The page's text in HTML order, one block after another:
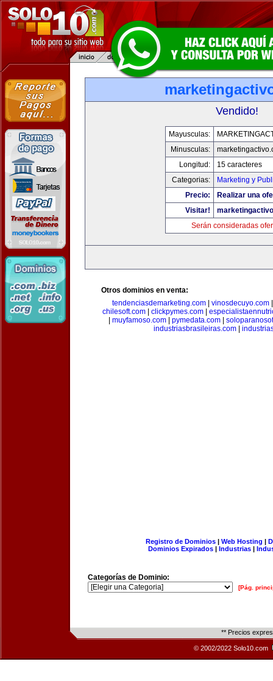
Vendido!
Mayusculas:
Minusculas:
Longitud:
15 caracteres
Categorias:
Marketing y
Precio:
Realizar una
Visitar!
Serán consideradas
Otros dominios en venta:
tendenciasdemarketing.com| vinosdecuyo.com
chilesoft.com
clickpymes.com
muyfamoso.com pymedata.com
industriasbrasileiras.com
Registro de Dominios| Web Hosting |
Dominios Expirados | Industrias |
Categorías de Dominio:
[Pág.
** Precios
© 2002/2022 Solo10.com